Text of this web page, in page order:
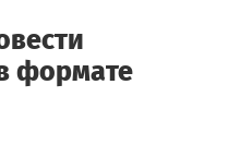
формате